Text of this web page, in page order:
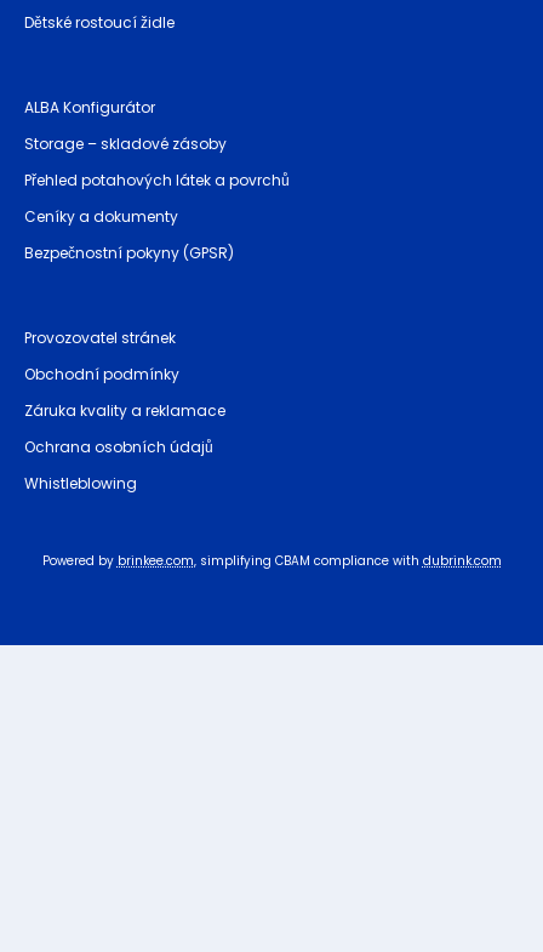
Dětské rostoucí židle
ALBA Konfigurátor
Storage – skladové zásoby
Přehled potahových látek a povrchů
Ceníky a dokumenty
Bezpečnostní pokyny (GPSR)
Provozovatel stránek
Obchodní podmínky
Záruka kvality a reklamace
Ochrana osobních údajů
Whistleblowing
Powered by brinkee.com, simplifying CBAM compliance with dubrink.com